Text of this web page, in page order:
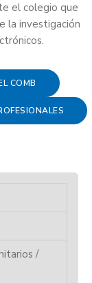
el colegio que
la investigación
COMB
/